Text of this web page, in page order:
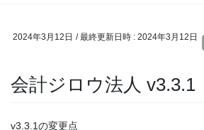
2024年3月12日 / 最終更新日時 : 2024年3月12日
会計ジロウ法人 v3.3.1
v3.3.1の変更点